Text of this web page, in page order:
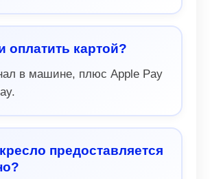
оплатить картой?
в машине, плюс Apple Pay
предоставляется